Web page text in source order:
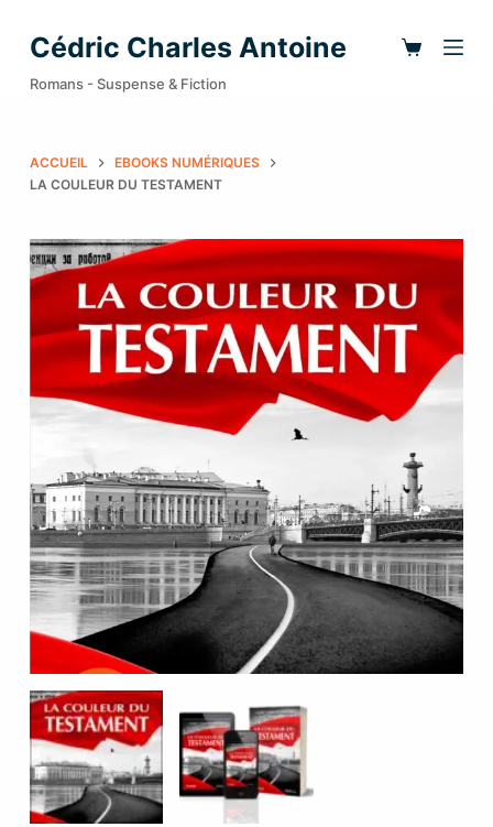
a
s
e
u
c
n
Cédric Charles Antoine
Romans - Suspense & Fiction
ACCUEIL
EBOOKS NUMÉRIQUES
LA COULEUR DU TESTAMENT